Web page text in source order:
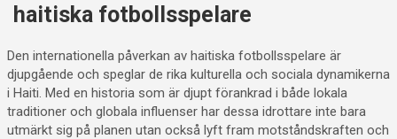
haitiska fotbollsspelare
Den internationella påverkan av haitiska fotbollsspelare är
djupgående och speglar de rika kulturella och sociala dynamikerna
i Haiti. Med en historia som är djupt förankrad i både lokala
traditioner och globala influenser har dessa idrottare inte bara
utmärkt sig på planen utan också lyft fram motståndskraften och